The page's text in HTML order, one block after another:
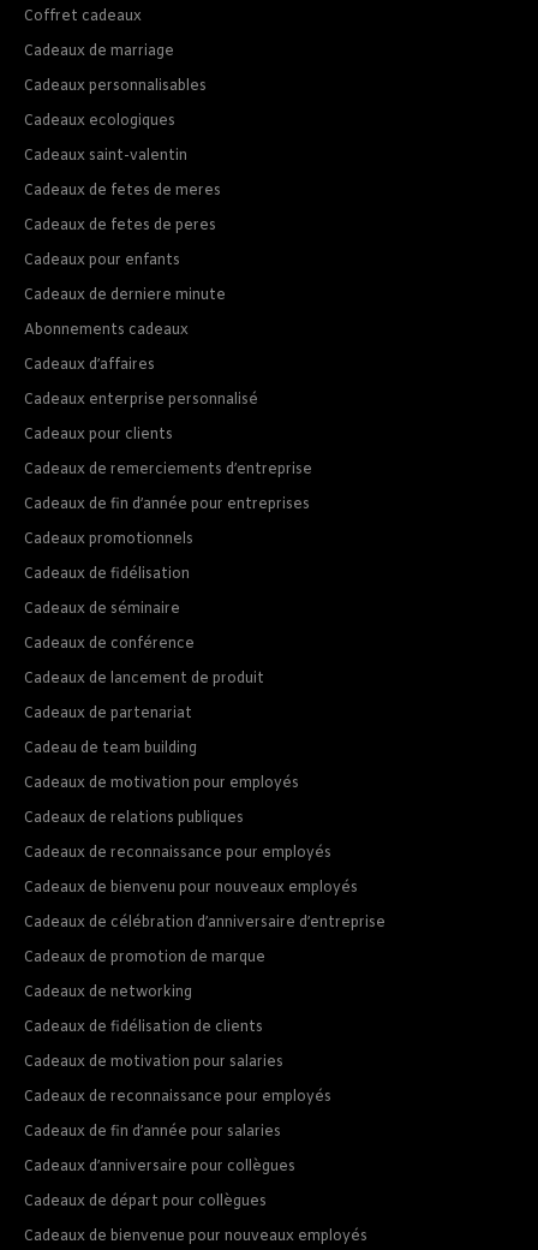
Coffret cadeaux
Cadeaux de marriage
Cadeaux personnalisables
Cadeaux ecologiques
Cadeaux saint-valentin
Cadeaux de fetes de meres
Cadeaux de fetes de peres
Cadeaux pour enfants
Cadeaux de derniere minute
Abonnements cadeaux
Cadeaux d’affaires
Cadeaux enterprise personnalisé
Cadeaux pour clients
Cadeaux de remerciements d’entreprise
Cadeaux de fin d’année pour entreprises
Cadeaux promotionnels
Cadeaux de fidélisation
Cadeaux de séminaire
Cadeaux de conférence
Cadeaux de lancement de produit
Cadeaux de partenariat
Cadeau de team building
Cadeaux de motivation pour employés
Cadeaux de relations publiques
Cadeaux de reconnaissance pour employés
Cadeaux de bienvenu pour nouveaux employés
Cadeaux de célébration d’anniversaire d’entreprise
Cadeaux de promotion de marque
Cadeaux de networking
Cadeaux de fidélisation de clients
Cadeaux de motivation pour salaries
Cadeaux de reconnaissance pour employés
Cadeaux de fin d’année pour salaries
Cadeaux d’anniversaire pour collègues
Cadeaux de départ pour collègues
Cadeaux de bienvenue pour nouveaux employés